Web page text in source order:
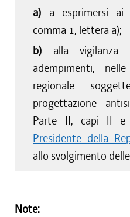
a) a esprimersi ai
comma 1, lettera a);
b) alla vigilanza
adempimenti,
regionale
progettazione
Parte II, capi II e
Presidente della
allo svolgimento
Note: